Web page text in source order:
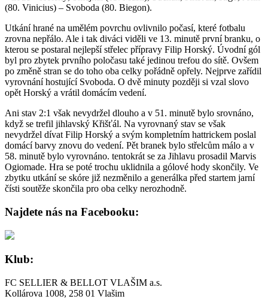
(80. Vinicius) – Svoboda (80. Biegon).
Utkání hrané na umělém povrchu ovlivnilo počasí, které fotbalu
zrovna nepřálo. Ale i tak diváci viděli ve 13. minutě první branku, o
kterou se postaral nejlepší střelec přípravy Filip Horský. Úvodní gól
byl pro zbytek prvního poločasu také jedinou trefou do sítě. Ovšem
po změně stran se do toho oba celky pořádně opřely. Nejprve zařídil
vyrovnání hostující Svoboda. O dvě minuty později si vzal slovo
opět Horský a vrátil domácím vedení.
Ani stav 2:1 však nevydržel dlouho a v 51. minutě bylo srovnáno,
když se trefil jihlavský Křišťál. Na vyrovnaný stav se však
nevydržel dívat Filip Horský a svým kompletním hattrickem poslal
domácí barvy znovu do vedení. Pět branek bylo střelcům málo a v
58. minutě bylo vyrovnáno. tentokrát se za Jihlavu prosadil Marvis
Ogiomade. Hra se poté trochu uklidnila a gólové hody skončily. Ve
zbytku utkání se skóre již nezměnilo a generálka před startem jarní
čísti soutěže skončila pro oba celky nerozhodně.
Najdete nás na Facebooku:
Klub:
FC SELLIER & BELLOT VLAŠIM a.s.
Kollárova 1008, 258 01 Vlašim